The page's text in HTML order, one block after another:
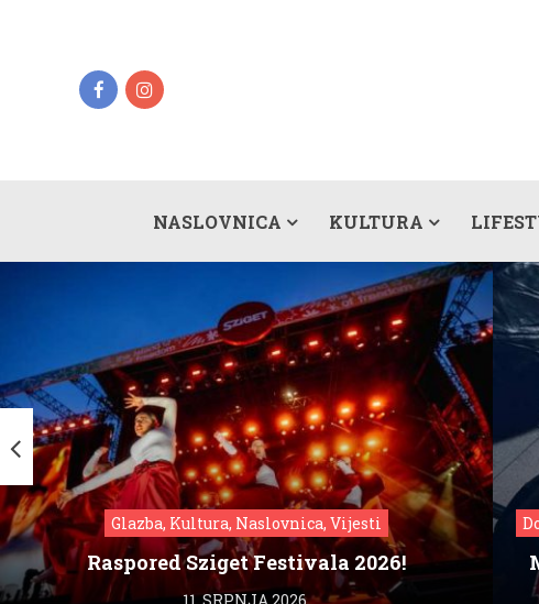
NASLOVNICA KULTURA
Glazba, Kultura, Naslovnica, Vijesti
Raspored Sziget Festivala 2026!
11. SRPNJA 2026.